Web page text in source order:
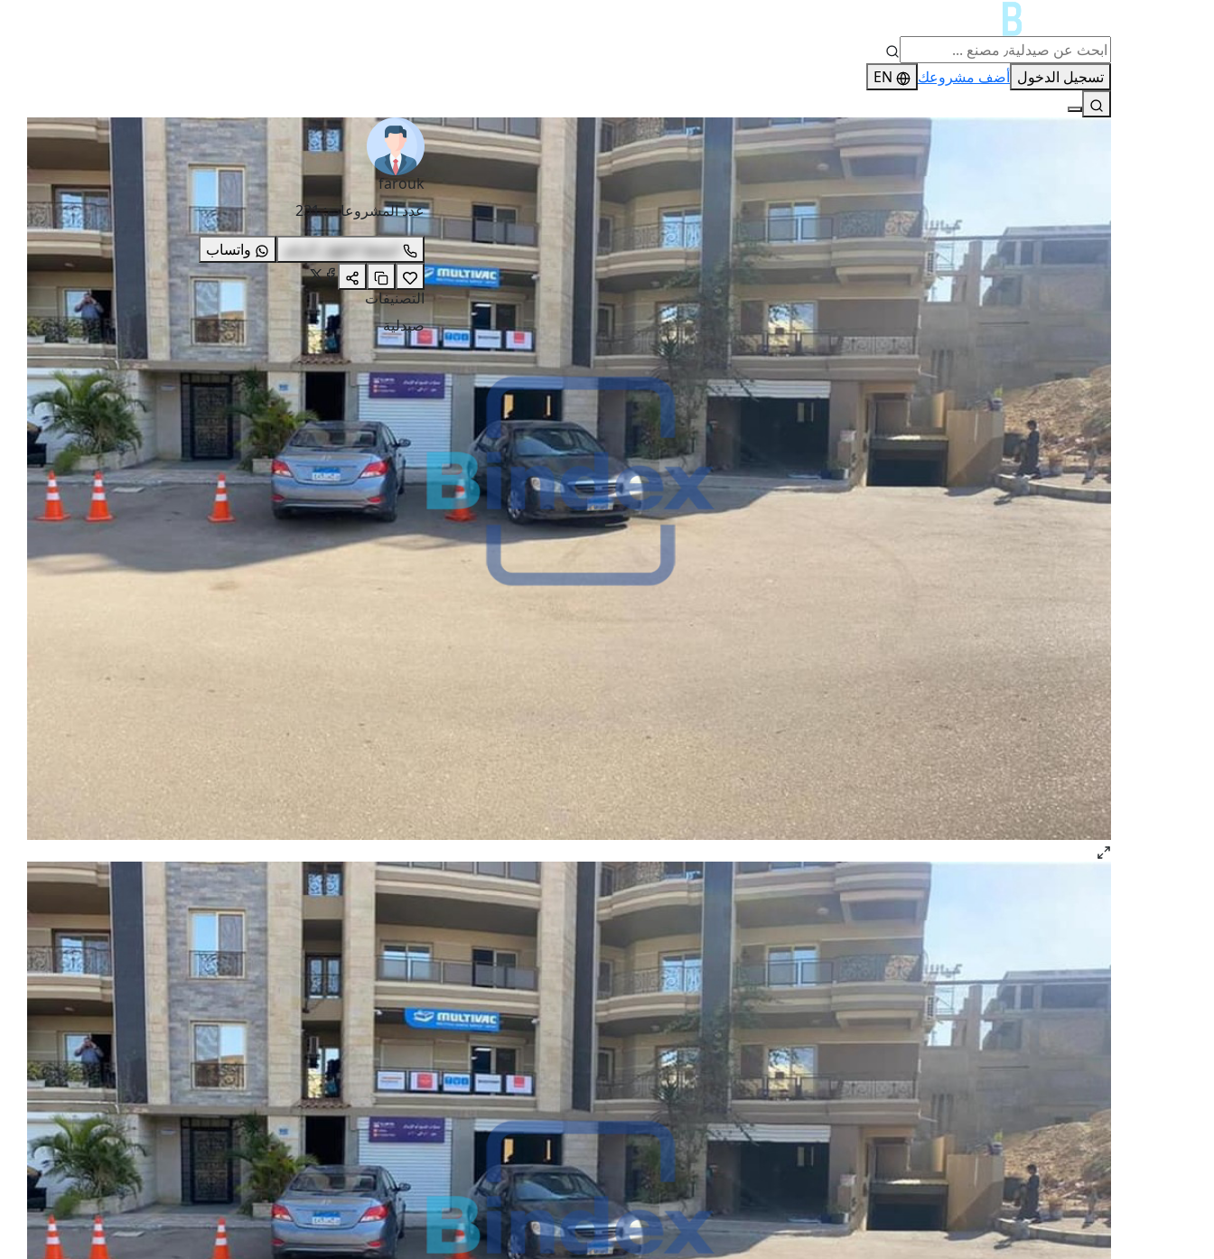
تسجيل الدخول أضف مشروعك EN
farouk
عدد المشروعات:
231
اضغط لاظهار الرقم
واتساب
التصنيفات
صيدلية